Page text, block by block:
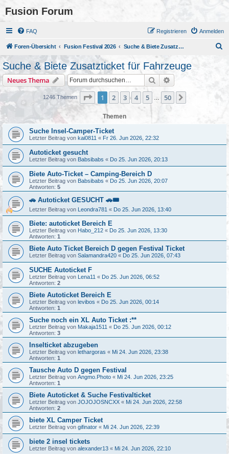
Fusion Forum
FAQ Anmelden
Registrieren
Foren-Übersicht Fusion Festival 2026 Suche & Biete Zusatzticket für Fahrzeuge
Suche & Biete Zusatzticket für Fahrzeuge
Neues Thema Suche
1246 Themen Seite 1von 50
1 2 3 4 5 50
Themen
Suche Insel-Camper-Ticket
Letzter Beitrag von kai0811 « Fr 26. Jun 2026, 22:32
Autoticket gesucht
Letzter Beitrag von Babsibabs « Do 25. Jun 2026, 20:13
Biete Auto-Ticket – Camping-Bereich D
Letzter Beitrag von Babsibabs « Do 25. Jun 2026, 20:07
Antworten: 5
🚗 Autoticket GESUCHT 🚗🎟️
Letzter Beitrag von Leondra781 « Do 25. Jun 2026, 13:40
Biete: autoticket Bereich E
Letzter Beitrag von Habo_212 « Do 25. Jun 2026, 13:30
Antworten: 1
Biete Auto Ticket Bereich D gegen Festival Ticket
Letzter Beitrag von Salamandra420 « Do 25. Jun 2026, 07:43
SUCHE Autoticket F
Letzter Beitrag von Lena11 « Do 25. Jun 2026, 06:52
Antworten: 2
Biete Autoticket Bereich E
Letzter Beitrag von levibos « Do 25. Jun 2026, 00:14
Antworten: 1
Suche noch ein XL Auto Ticket :**
Letzter Beitrag von Makaja1511 « Do 25. Jun 2026, 00:12
Antworten: 3
Inselticket abzugeben
Letzter Beitrag von lethargoras « Mi 24. Jun 2026, 23:38
Antworten: 1
Tausche Auto D gegen Festival
Letzter Beitrag von Angmo.Photo « Mi 24. Jun 2026, 23:25
Antworten: 1
Biete Autoticket & Suche Festivalticket
Letzter Beitrag von JOJOJOSNCXX « Mi 24. Jun 2026, 22:58
Antworten: 2
biete XL Camper Ticket
Letzter Beitrag von gifinator « Mi 24. Jun 2026, 22:39
biete 2 insel tickets
Letzter Beitrag von alexander13 « Mi 24. Jun 2026, 22:10